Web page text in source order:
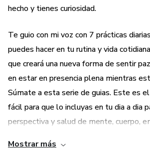
hecho y tienes curiosidad.
Te guio con mi voz con 7 prácticas
puedes hacer en tu rutina y vida
que creará una nueva forma de sentir
en estar en presencia plena mientras
Súmate a esta serie de guias. Este es
fácil para que lo incluyas en tu dia a dia
perspectiva y salud de mente, cuerpo,
Mostrar más